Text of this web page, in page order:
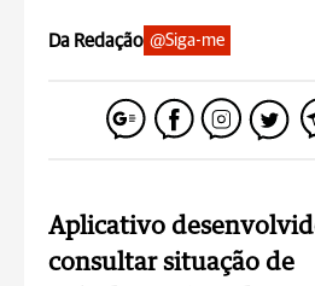
Da Redação @Siga-me
Aplicativo
consultar situação de